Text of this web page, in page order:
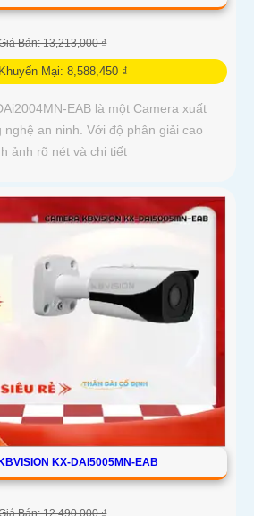
Bán: 13,213,000 ₫
Mại: 8,588,450 ₫
EAB là một Camera xuất
an ninh. Với độ phân giải cao
ảnh rõ nét và chi tiết
KX-DAI5005MN-EAB
Bán: 12,490,000 ₫